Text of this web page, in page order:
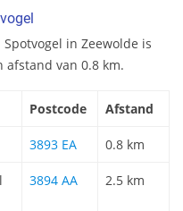
in Zeewolde is
afstand van 0.8 km.
Postcode Afstand
3893 EA 0.8 km
3894 AA 2.5 km